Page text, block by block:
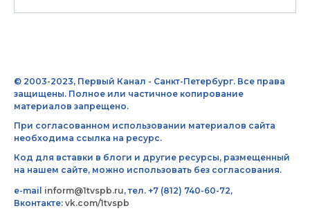
© 2003-2023, Первый Канал - Санкт-Петербург. Все права
защищены. Полное или частичное копирование
материалов запрещено.
При согласованном использовании материалов сайта
необходима ссылка на ресурс.
Код для вставки в блоги и другие ресурсы, размещенный
на нашем сайте, можно использовать без согласования.
e-mail inform@1tvspb.ru, тел. +7 (812) 740-60-72,
Вконтакте: vk.com/1tvspb